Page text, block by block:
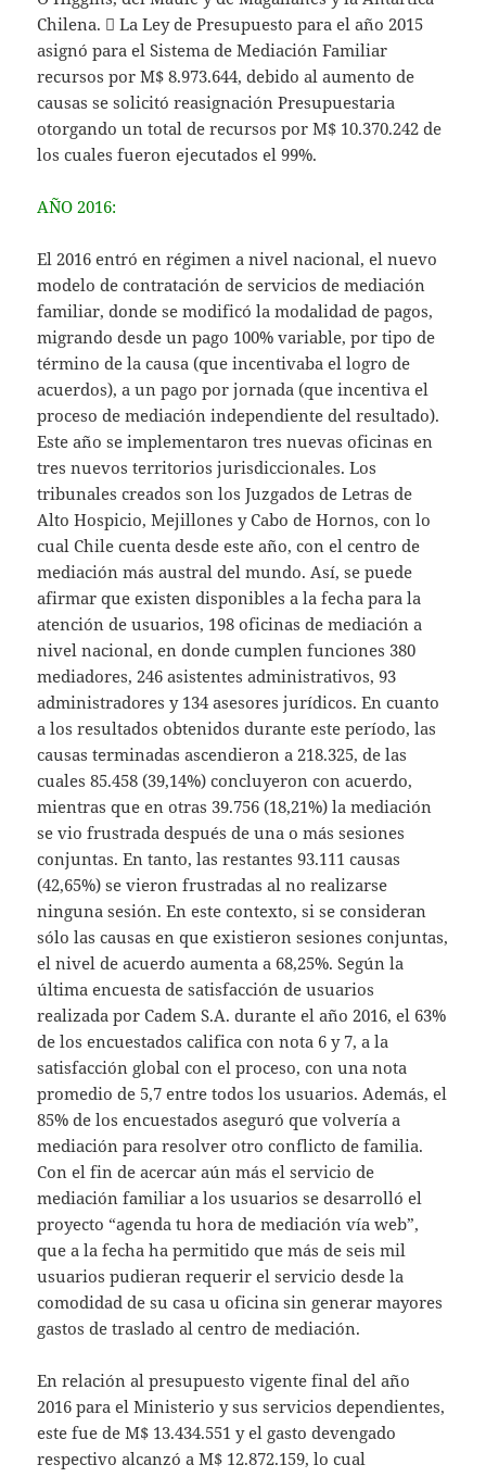
Chilena.  La Ley de Presupuesto para el año 2015
asignó para el Sistema de Mediación Familiar
recursos por M$ 8.973.644, debido al aumento de
causas se solicitó reasignación Presupuestaria
otorgando un total de recursos por M$ 10.370.242 de
los cuales fueron ejecutados el 99%.
AÑO 2016:
El 2016 entró en régimen a nivel nacional, el nuevo
modelo de contratación de servicios de mediación
familiar, donde se modificó la modalidad de pagos,
migrando desde un pago 100% variable, por tipo de
término de la causa (que incentivaba el logro de
acuerdos), a un pago por jornada (que incentiva el
proceso de mediación independiente del resultado).
Este año se implementaron tres nuevas oficinas en
tres nuevos territorios jurisdiccionales. Los
tribunales creados son los Juzgados de Letras de
Alto Hospicio, Mejillones y Cabo de Hornos, con lo
cual Chile cuenta desde este año, con el centro de
mediación más austral del mundo. Así, se puede
afirmar que existen disponibles a la fecha para la
atención de usuarios, 198 oficinas de mediación a
nivel nacional, en donde cumplen funciones 380
mediadores, 246 asistentes administrativos, 93
administradores y 134 asesores jurídicos. En cuanto
a los resultados obtenidos durante este período, las
causas terminadas ascendieron a 218.325, de las
cuales 85.458 (39,14%) concluyeron con acuerdo,
mientras que en otras 39.756 (18,21%) la mediación
se vio frustrada después de una o más sesiones
conjuntas. En tanto, las restantes 93.111 causas
(42,65%) se vieron frustradas al no realizarse
ninguna sesión. En este contexto, si se consideran
sólo las causas en que existieron sesiones conjuntas,
el nivel de acuerdo aumenta a 68,25%. Según la
última encuesta de satisfacción de usuarios
realizada por Cadem S.A. durante el año 2016, el 63%
de los encuestados califica con nota 6 y 7, a la
satisfacción global con el proceso, con una nota
promedio de 5,7 entre todos los usuarios. Además, el
85% de los encuestados aseguró que volvería a
mediación para resolver otro conflicto de familia.
Con el fin de acercar aún más el servicio de
mediación familiar a los usuarios se desarrolló el
proyecto “agenda tu hora de mediación vía web”,
que a la fecha ha permitido que más de seis mil
usuarios pudieran requerir el servicio desde la
comodidad de su casa u oficina sin generar mayores
gastos de traslado al centro de mediación.
En relación al presupuesto vigente final del año
2016 para el Ministerio y sus servicios dependientes,
este fue de M$ 13.434.551 y el gasto devengado
respectivo alcanzó a M$ 12.872.159, lo cual